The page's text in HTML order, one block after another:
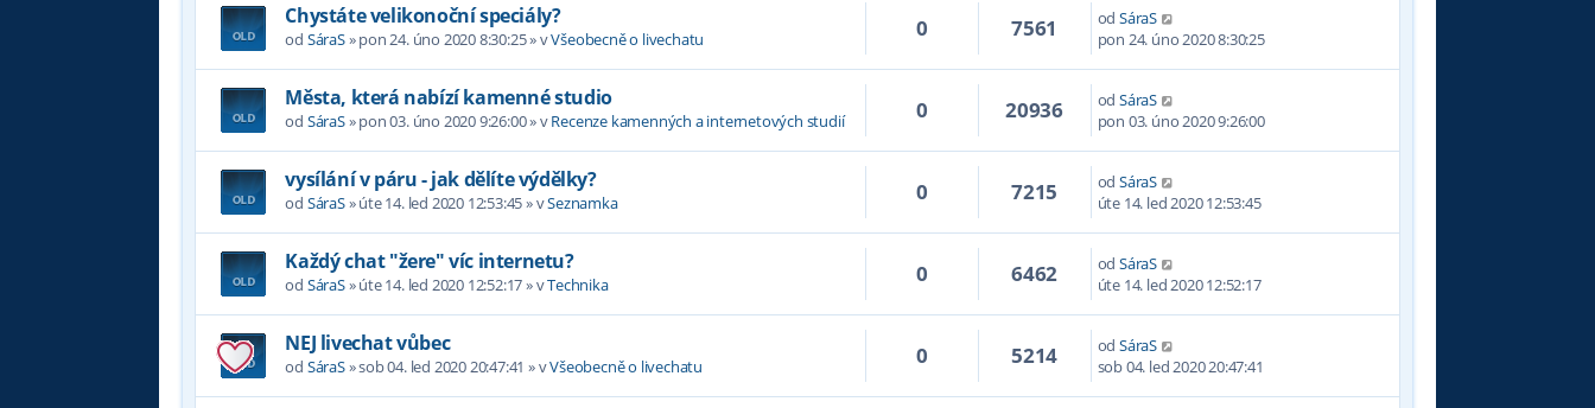
Chystáte velikonoční speciály?
od SáraS»pon 24. úno 2020 8:30:25» vVšeobecně o livechatu 0 7561 od SáraS
pon 24. úno 2020 8:30:25
Města, která nabízí kamenné studio
od SáraS»pon 03. úno 2020 9:26:00» vRecenze kamenných a internetových studií 0 20936 od SáraS
pon 03. úno 2020 9:26:00
vysílání v páru - jak dělíte výdělky?
od SáraS»úte 14. led 2020 12:53:45» vSeznamka 0 7215 od SáraS
úte 14. led 2020 12:53:45
Každý chat "žere" víc internetu?
od SáraS»úte 14. led 2020 12:52:17» vTechnika 0 6462 od SáraS
úte 14. led 2020 12:52:17
NEJ livechat vůbec
od SáraS»sob 04. led 2020 20:47:41 » vVšeobecně o livechatu 0 5214 od SáraS
sob 04. led 2020 20:47:41